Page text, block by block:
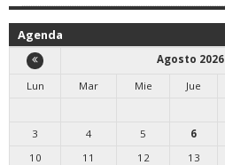
Agenda
Agosto 2026
Lun
Mar Mie Jue
3
4 5 6
10
11 12 13